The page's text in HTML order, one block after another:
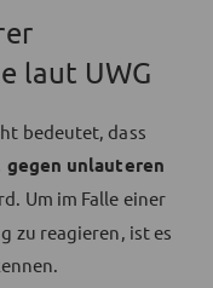
laut UWG
bedeutet, dass
gegen unlauteren
Um im Falle einer
zu reagieren, ist es